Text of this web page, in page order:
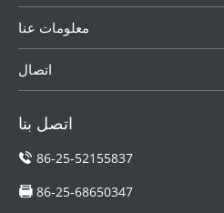
معلومات عنا
اتصال
اتصل بنا
86-25-52155837
86-25-68650347